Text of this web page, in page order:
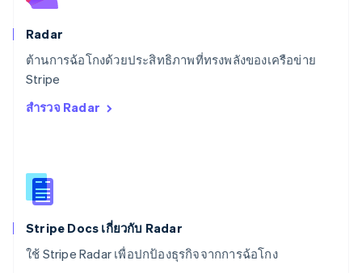
Radar
ต้านการฉ้อโกงด้วยประสิทธิภาพที่ทรงพลังของเครือข่าย
Stripe
สำรวจ Radar
Stripe Docs เกี่ยวกับ Radar
ใช้ Stripe Radar เพื่อปกป้องธุรกิจจากการฉ้อโกง
สวีเดน
สหรัฐอเมริกา
EnglishEspañol简体中文
สหรัฐอาหรับเอมิเรตส์
สหราชอาณาจักร
สิงคโปร์
English
ออสเตรเลีย
English
DeutschEnglish